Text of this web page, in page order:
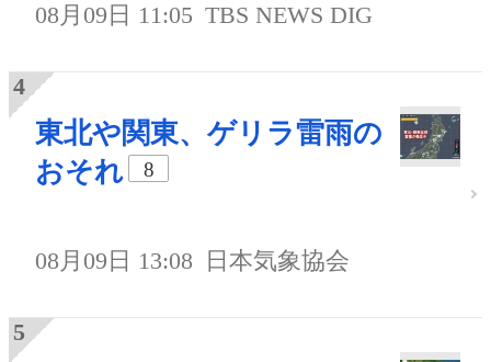
08月09日 11:05 TBS NEWS DIG
東北や関東、ゲリラ雷雨の
おそれ
8
08月09日 13:08 日本気象協会